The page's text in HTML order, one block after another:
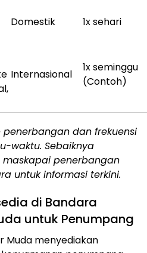
Domestik 1x sehari
Internasional
1x seminggu
(Contoh)
dan frekuensi
waktu. Sebaiknya
maskapai penerbangan
untuk informasi terkini.
di Bandara
untuk Penumpang
Muda menyediakan